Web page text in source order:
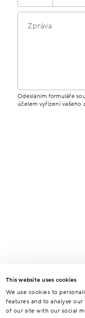
This website uses cookies
We use cookies to
features and to analyse
of our site with our social
Zpráva
Odesláním formuláře
účelem vyřízení vašeho